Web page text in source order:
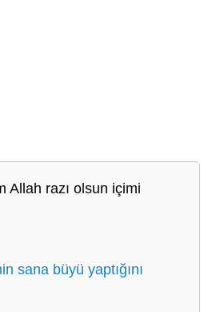
Allah razı olsun içimi
sana büyü yaptığını